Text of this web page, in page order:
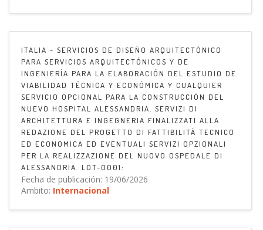
ITALIA - SERVICIOS DE DISEÑO ARQUITECTÓNICO
PARA SERVICIOS ARQUITECTÓNICOS Y DE
INGENIERÍA PARA LA ELABORACIÓN DEL ESTUDIO DE
VIABILIDAD TÉCNICA Y ECONÓMICA Y CUALQUIER
SERVICIO OPCIONAL PARA LA CONSTRUCCIÓN DEL
NUEVO HOSPITAL ALESSANDRIA. SERVIZI DI
ARCHITETTURA E INGEGNERIA FINALIZZATI ALLA
REDAZIONE DEL PROGETTO DI FATTIBILITÀ TECNICO
ED ECONOMICA ED EVENTUALI SERVIZI OPZIONALI
PER LA REALIZZAZIONE DEL NUOVO OSPEDALE DI
ALESSANDRIA. LOT-0001:
Fecha de publicación: 19/06/2026
Ambito: Internacional